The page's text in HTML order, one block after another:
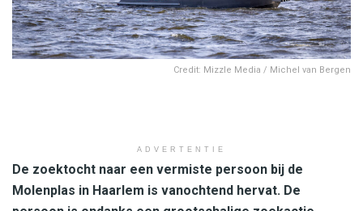
Credit: Mizzle Media / Michel van Bergen
ADVERTENTIE
De zoektocht naar een vermiste persoon bij de
Molenplas in Haarlem is vanochtend hervat. De